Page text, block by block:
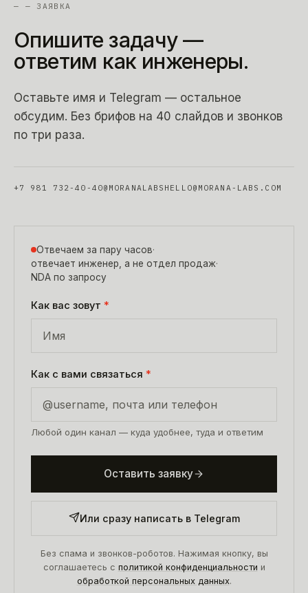
— — ЗАЯВКА
Опишите задачу —
ответим как инженеры.
Оставьте имя и Telegram — остальное
обсудим. Без брифов на 40 слайдов и звонков
по три раза.
+7 981 732-40-40@MORANALABS HELLO@MORANA-LABS.COM
Отвечаем за пару часов·
отвечает инженер, а не отдел продаж·
NDA по запросу
Как вас зовут *
Как с вами связаться *
Любой один канал — куда удобнее, туда и ответим
Оставить заявку
Или сразу написать в Telegram
Без спама и звонков-роботов. Нажимая кнопку, вы
соглашаетесь с политикой конфиденциальности и
обработкой персональных данных.